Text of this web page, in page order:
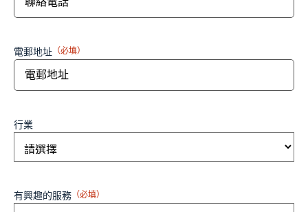
電郵地址 （必填）
行業
有興趣的服務 （必填）